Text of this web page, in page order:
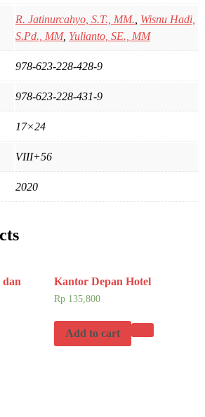
R. Jatinurcahyo, S.T., MM., Wisnu Hadi,
S.Pd., MM, Yulianto, SE., MM
978-623-228-428-9
978-623-228-431-9
17×24
VIII+56
2020
dan
Kantor Depan Hotel
Rp135,800
Add to cart